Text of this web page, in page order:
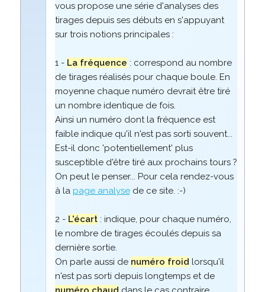
vous propose une série d'analyses des
tirages depuis ses débuts en s'appuyant
sur trois notions principales :
1 - La fréquence : correspond au nombre
de tirages réalisés pour chaque boule. En
moyenne chaque numéro devrait être tiré
un nombre identique de fois.
Ainsi un numéro dont la fréquence est
faible indique qu'il n'est pas sorti souvent...
Est-il donc 'potentiellement' plus
susceptible d'être tiré aux prochains tours ?
On peut le penser... Pour cela rendez-vous
à la page analysede ce site. :-)
2 - L'écart: indique, pour chaque numéro,
le nombre de tirages écoulés depuis sa
dernière sortie.
On parle aussi de numéro froid lorsqu'il
n'est pas sorti depuis longtemps et de